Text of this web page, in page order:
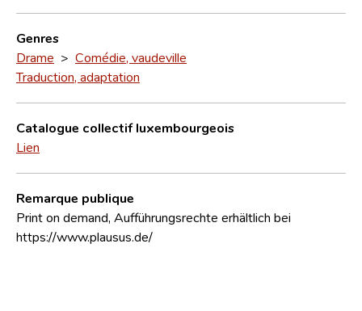
Genres
Drame > Comédie, vaudeville
Traduction, adaptation
Catalogue collectif luxembourgeois
Lien
Remarque publique
Print on demand, Aufführungsrechte erhältlich bei
https://www.plausus.de/